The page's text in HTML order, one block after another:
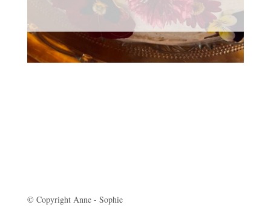
© Copyright Anne - Sophie